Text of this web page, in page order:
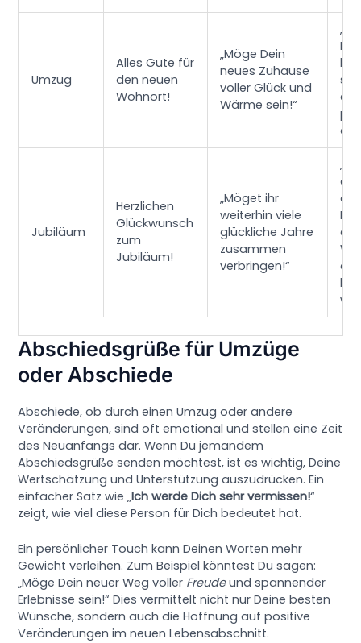
Umzug
Alles Gute für
den neuen
Wohnort!
„Möge Dein
neues Zuhause
voller Glück und
Wärme sein!“
Jubiläum
Herzlichen
Glückwunsch
zum
Jubiläum!
„Möget ihr
weiterhin viele
glückliche Jahre
zusammen
verbringen!“
ein
die
Abschiedsgrüße für Umzüge
oder Abschiede
Abschiede, ob durch einen Umzug oder andere
Veränderungen, sind oft emotional und stellen eine Zeit
des Neuanfangs dar. Wenn Du jemandem
Abschiedsgrüße senden möchtest, ist es wichtig, Deine
Wertschätzung und Unterstützung auszudrücken. Ein
einfacher Satz wie „Ich werde Dich sehr vermissen!“
zeigt, wie viel diese Person für Dich bedeutet hat.
Ein persönlicher Touch kann Deinen Worten mehr
Gewicht verleihen. Zum Beispiel könntest Du sagen:
„Möge Dein neuer Weg voller Freudeund spannender
Erlebnisse sein!“ Dies vermittelt nicht nur Deine besten
Wünsche, sondern auch die Hoffnung auf positive
Veränderungen im neuen Lebensabschnitt.